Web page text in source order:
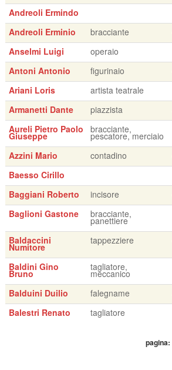
Andreoli Ermindo
Andreoli Erminio
bracciante
Anselmi Luigi
operaio
Antoni Antonio
figurinaio
Ariani Loris
artista teatrale
Armanetti Dante
piazzista
Aureli Pietro Paolo
Giuseppe
bracciante,
pescatore, merciaio
Azzini Mario contadino
Baesso Cirillo
Baggiani Roberto
incisore
Baglioni Gastone
bracciante,
panettiere
Baldaccini
Numitore
tappezziere
Baldini Gino
Bruno
tagliatore,
meccanico
Balduini Duilio falegname
Balestri Renato
tagliatore
pagina: